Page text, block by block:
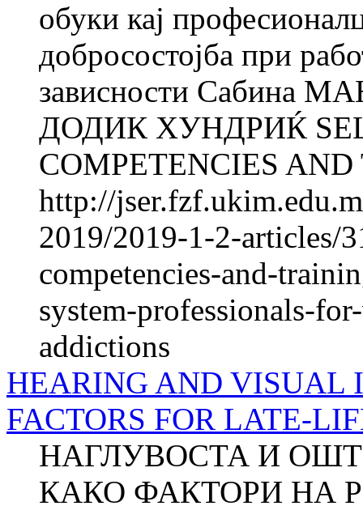
обуки кај
добросостојба при
зависности Сабина
ДОДИК ХУНДРИЌ
COMPETENCIES
http://
2019/2019-1-2-articles/
competencies-and-
system-professionals-
addictions
HEARING AND VISUAL
FACTORS FOR LATE-
НАГЛУВОСТА И
КАКО ФАКТОРИ НА